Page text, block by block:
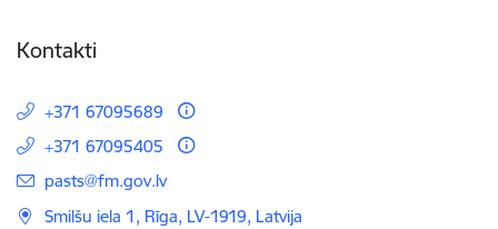
Kontakti
+371 67095689
+371 67095405
E-pasts:
pasts@fm.gov.lv
Smilšu iela 1, Rīga, LV-1919, Latvija